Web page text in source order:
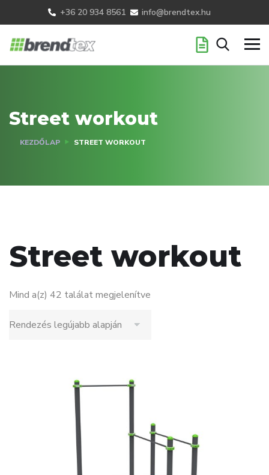
+36 20 934 8561 info@brendtex.hu
Street workout
KEZDŐLAP STREET WORKOUT
Street workout
Mind a(z) 42 találat megjelenítve